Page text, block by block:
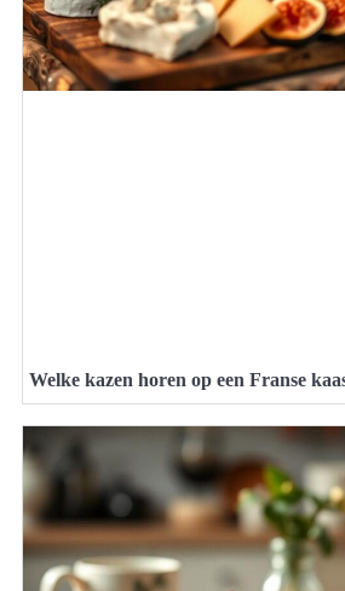
Welke kazen horen op een Franse